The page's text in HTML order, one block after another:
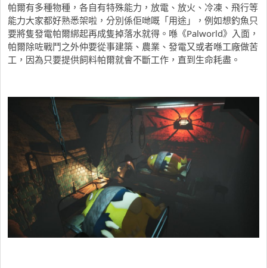
帕爾有多種物種，各自有特殊能力，放電、放火、冷凍、飛行等
能力大家都好熟悉架啦，分別係佢哋嘅「用途」，例如想釣魚只
要將隻發電帕爾綁起再成隻掉落水就得。喺《Palworld》入面，
帕爾除咗戰鬥之外仲要從事建築、農業、發電又或者喺工廠做苦
工，因為只要提供飼料帕爾就會不斷工作，直到生命耗盡。